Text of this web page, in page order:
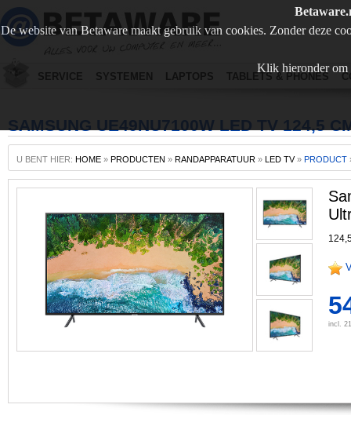
De website van Betaware maakt gebruik van cookies. Zonder deze
Klik hieronder om
SERVICE SYSTEMEN LAPTOPS TABLETS & PHONES
SAMSUNG UE49NU7100W LED TV 124,5
U BENT HIER: HOME » PRODUCTEN » RANDAPPARATUUR » LED TV» PRODUCT
incl.